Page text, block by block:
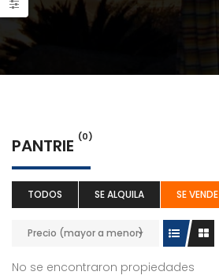
PANTRIE (0)
TODOS SE ALQUILA SE VENDE
Precio (mayor a menor)
No se encontraron propiedades